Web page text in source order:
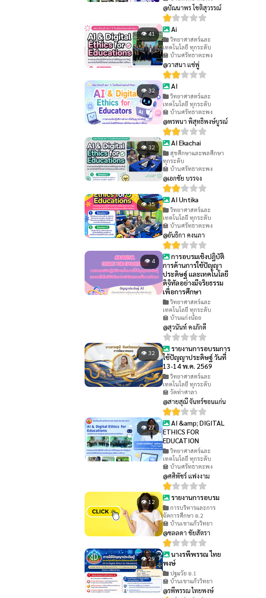
@ปัณนาพร โชติสุวรรณ์
👁 41 Ai
วิทยาศาสตร์และ
เทคโนโลยี ทุกระดับ
🏫 บ้านศรัทธาตะพง
@วาสนา แซ่พู่
👁 32 AI
วิทยาศาสตร์และ
เทคโนโลยี ทุกระดับ
🏫 บ้านศรัทธาตะพง
@พรพนา พิสุทธิพงษ์บูรณ์
👁 32 AI Ekachai
สุขศึกษาและพลศึกษา
ทุกระดับ
🏫 บ้านศรัทธาตะพง
@เอกชัย บรรจง
👁 35 AI Untika
วิทยาศาสตร์และ
เทคโนโลยี ทุกระดับ
🏫 บ้านศรัทธาตะพง
@อันธิกา คงนภา
👁 4
การอบรมเชิงปฎิบัติ
การด้านการใช้ปัญญา
ประดิษฐ์ และเทคโนโลยี
ดิจิทัลอย่างมีจริยธรรม
เพื่อการศึกษา
วิทยาศาสตร์และ
เทคโนโลยี ทุกระดับ
🏫 บ้านแก่งน้อย
@สุวนันท์ คงภักดี
👁 32
รายงานการอบรมการ
ใช้ปัญญาประดิษฐ์ วันที่
13-14 พ.ค. 2569
วิทยาศาสตร์และ
เทคโนโลยี ทุกระดับ
🏫 วัดท่าศาลา
@สายสุณี จันทร์ขอนแก่น
👁 27
AI &amp; DIGITAL
ETHICS FOR
EDUCATION
วิทยาศาสตร์และ
เทคโนโลยี ทุกระดับ
🏫 บ้านศรัทธาตะพง
@ศศิพัชร์ แฟงงาม
👁 12 รายงานการอบรม
การบริหารและการ
จัดการศึกษา อ.2
🏫 บ้านเขาแก้ววิทยา
@ชลลดา ชัยสัตรา
👁 29
นางรพีพรรณ ไทย
พงษ์
ปฐมวัย อ.1
🏫 บ้านเขาแก้ววิทยา
@รพีพรรณ ไทยพงษ์